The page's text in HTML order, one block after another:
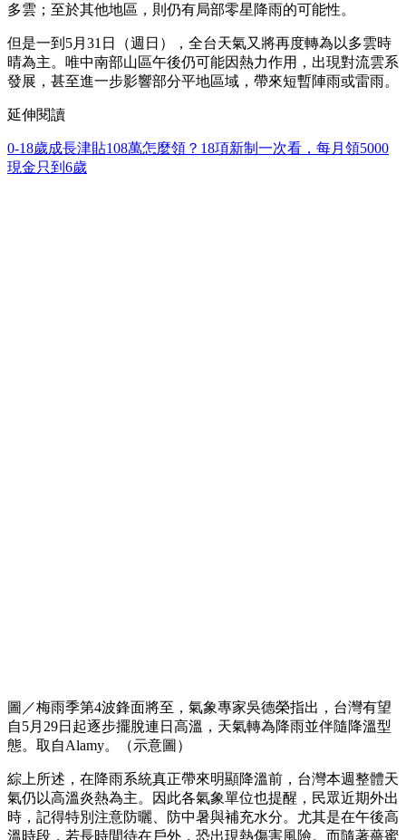
多雲；至於其他地區，則仍有局部零星降雨的可能性。
但是一到5月31日（週日），全台天氣又將再度轉為以多雲時
晴為主。唯中南部山區午後仍可能因熱力作用，出現對流雲系
發展，甚至進一步影響部分平地區域，帶來短暫陣雨或雷雨。
延伸閱讀
0-18歲成長津貼108萬怎麼領？18項新制一次看，每月領5000
現金只到6歲
圖／梅雨季第4波鋒面將至，氣象專家吳德榮指出，台灣有望
自5月29日起逐步擺脫連日高溫，天氣轉為降雨並伴隨降溫型
態。取自Alamy。（示意圖）
綜上所述，在降雨系統真正帶來明顯降溫前，台灣本週整體天
氣仍以高溫炎熱為主。因此各氣象單位也提醒，民眾近期外出
時，記得特別注意防曬、防中暑與補充水分。尤其是在午後高
溫時段，若長時間待在戶外，恐出現熱傷害風險。而隨著薔蜜